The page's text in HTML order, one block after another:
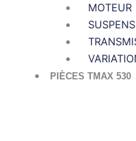
MOTEUR
PIÈCES TMAX 530